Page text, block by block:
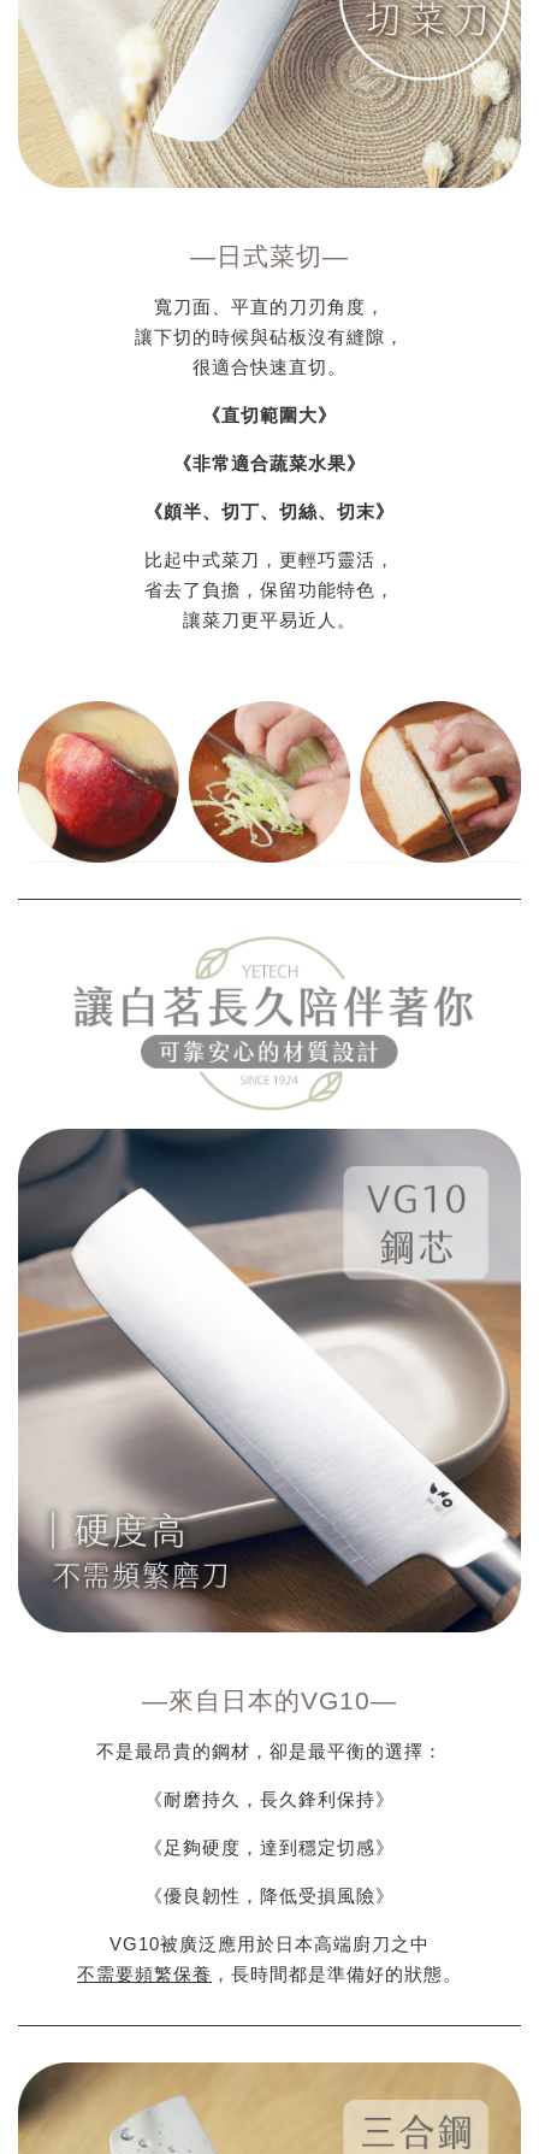
— 日式菜切—
寬刀面、平直的刀刃角度，
讓下切的時候與砧板沒有縫隙，
很適合快速直切。
《直切範圍大》
《非常適合蔬菜水果》
《頗半、切丁、切絲、切末》
比起中式菜刀，更輕巧靈活，
省去了負擔，保留功能特色，
讓菜刀更平易近人。
—來自日本的VG10—
不是最昂貴的鋼材，卻是最平衡的選擇：
《耐磨持久，長久鋒利保持》
《足夠硬度，達到穩定切感》
《優良韌性，降低受損風險》
VG10被廣泛應用於日本高端廚刀之中
不需要頻繁保養 ，長時間都是準備好的狀態。